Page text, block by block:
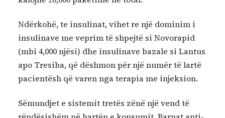
Ndërkohë, te insulinat, vihet re një dominim i
insulinave me veprim të shpejtë si Novorapid
(mbi 4,000 njësi) dhe insulinave bazale si Lantus
apo Tresiba, që dëshmon për një numër të lartë
pacientësh që varen nga terapia me injeksion.
Sëmundjet e sistemit tretës zënë një vend të